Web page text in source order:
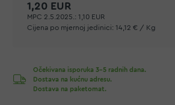
1,20 EUR
MPC 2.5.2025.: 1,10 EUR
Cijena po mjernoj jedinici: 14,12 € / Kg
Očekivana isporuka 3-5 radnih dana.
Dostava na kućnu adresu.
Dostava na paketomat.